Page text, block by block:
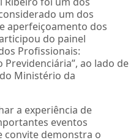
um dos
aperfeiçoamento dos
do painel
Profissionais:
ao lado de
Ministério da
a experiência de
eventos
convite demonstra o